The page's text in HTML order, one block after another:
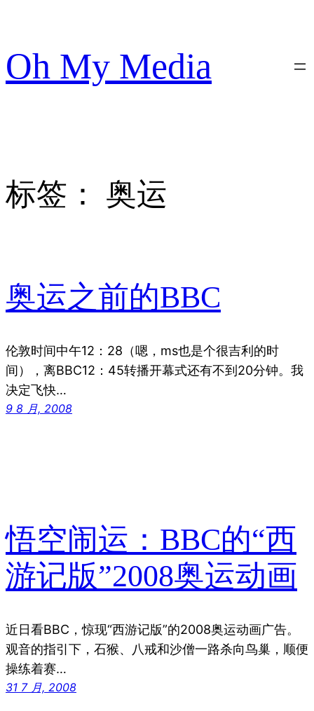
内
容
Oh My Media
标签： 奥运
奥运之前的BBC
伦敦时间中午12：28（嗯，ms也是个很吉利的时
间），离BBC12：45转播开幕式还有不到20分钟。我
决定飞快…
9 8 月, 2008
悟空闹运：BBC的“西
游记版”2008奥运动画
近日看BBC，惊现“西游记版”的2008奥运动画广告。
观音的指引下，石猴、八戒和沙僧一路杀向鸟巢，顺便
操练着赛…
31 7 月, 2008